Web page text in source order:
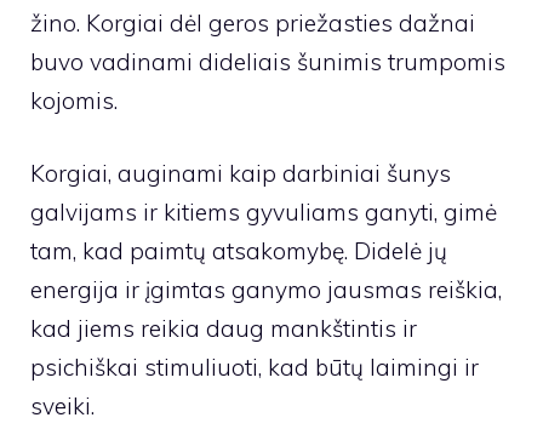
žino. Korgiai dėl geros priežasties dažnai
buvo vadinami dideliais šunimis trumpomis
kojomis.
Korgiai, auginami kaip darbiniai šunys
galvijams ir kitiems gyvuliams ganyti, gimė
tam, kad paimtų atsakomybę. Didelė jų
energija ir įgimtas ganymo jausmas reiškia,
kad jiems reikia daug mankštintis ir
psichiškai stimuliuoti, kad būtų laimingi ir
sveiki.